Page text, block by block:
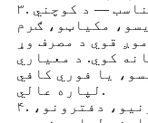
۳. د مختلفو څښاکونو لپاره مناسب — د کوچني
مکیاټو، ګرم
قوي د مصرف وړ
کوي. د معیاري
یا فوري کافي
لپاره عالي.
۴. د کارونې فرصتونه— د کورنیو، دفترونو،